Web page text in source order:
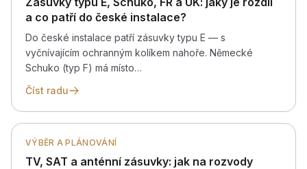
a co patří do české instalace?
Do české instalace patří zásuvky typu E — s
vyčnívajícím ochranným kolíkem nahoře. Německé
Schuko (typ F) má místo…
Číst radu
VÝBĚR A PLÁNOVÁNÍ
TV, SAT a anténní zásuvky: jak na rozvody